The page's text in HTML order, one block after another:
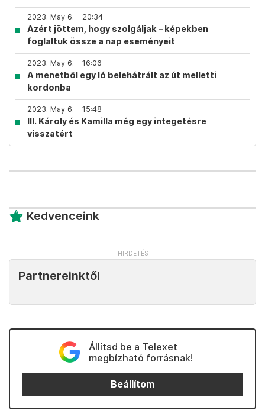
2023. May 6. – 20:34
Azért jöttem, hogy szolgáljak – képekben
foglaltuk össze a nap eseményeit
2023. May 6. – 16:06
A menetből egy ló belehátrált az út melletti
kordonba
2023. May 6. – 15:48
III. Károly és Kamilla még egy integetésre
visszatért
Kedvenceink
Partnereinktől
Állítsd be a Telexet
megbízható forrásnak!
Beállítom